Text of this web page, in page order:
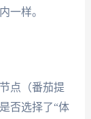
一样。
点（番茄提
否选择了“体